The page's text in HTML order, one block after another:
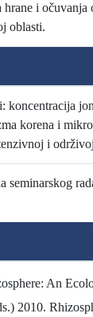
i očuvanja
oblasti.
koncentracija
korena i
i
seminarskog
An
2010.